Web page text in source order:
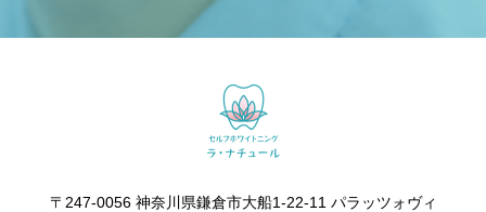
〒247-0056 神奈川県鎌倉市大船1-22-11 パラッツォヴィ